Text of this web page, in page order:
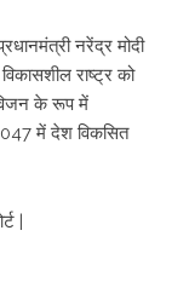
नरेंद्र मोदी
राष्ट्र को
के रूप में
में देश विकसित
|